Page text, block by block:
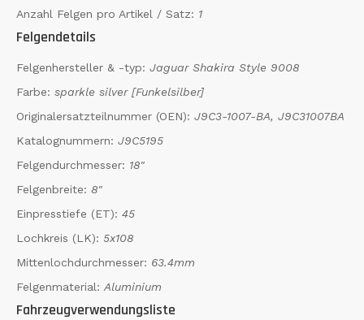
Anzahl Felgen pro Artikel / Satz: 1
Felgendetails
Felgenhersteller & -typ: Jaguar Shakira Style 9008
Farbe: sparkle silver [Funkelsilber]
Originalersatzteilnummer (OEN): J9C3-1007-BA, J9C31007BA
Katalognummern: J9C5195
Felgendurchmesser: 18"
Felgenbreite: 8"
Einpresstiefe (ET): 45
Lochkreis (LK): 5x108
Mittenlochdurchmesser: 63.4mm
Felgenmaterial: Aluminium
Fahrzeugverwendungsliste